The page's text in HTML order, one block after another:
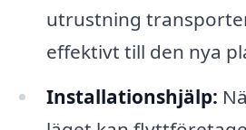
utrustning
effektivt till den nya
Installationshjälp: